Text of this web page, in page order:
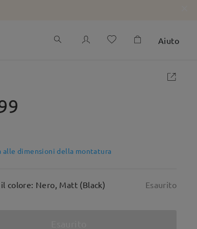
Aiuto
alle dimensioni della montatura
colore: Nero, Matt (Black) Esaurito